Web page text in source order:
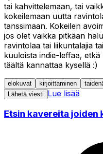
tai kahvittelemaan, tai
kokeilemaan uutta
tanssimaan. Kokeilen
jos olet vaikka pitkään
ravintolaa tai liikuntalajia
kuuloista indie-leffaa,
täältä kannattaa kysellä :)
elokuvat kirjoittaminen
Lähetä viesti
Lue lisää
Etsin kavereita joiden